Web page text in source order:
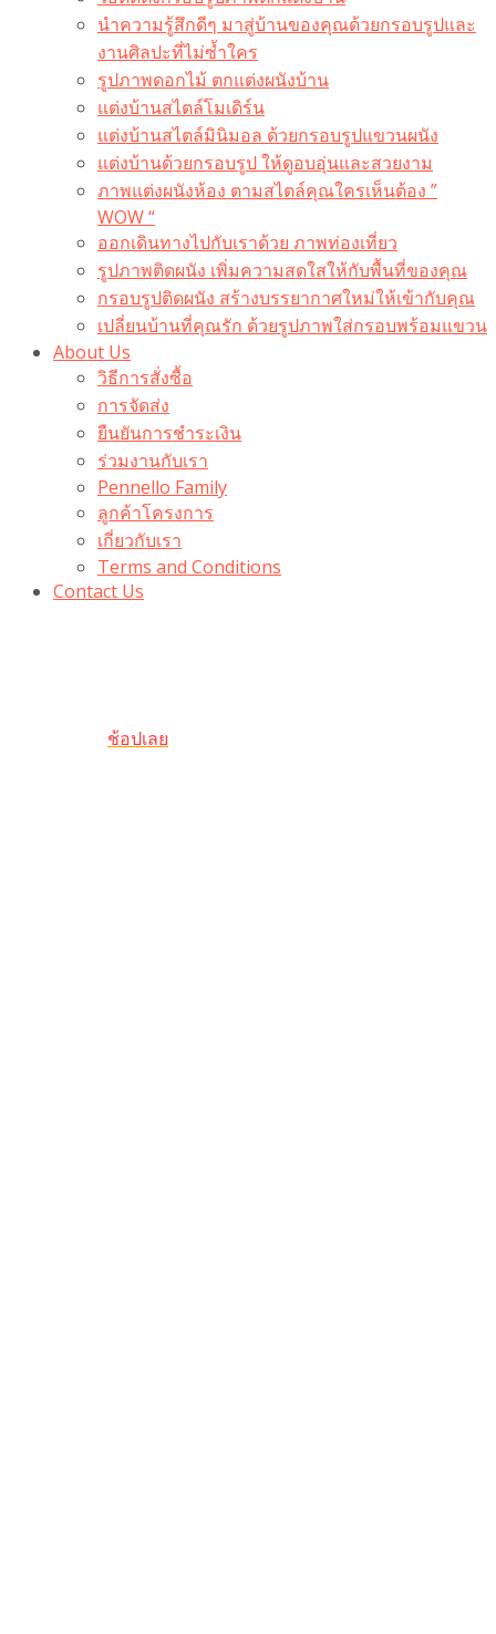
นำความรู้สึกดีๆ มาสู่บ้านของคุณด้วยกรอบรูปและ
งานศิลปะที่ไม่ซ้ำใคร
รูปภาพดอกไม้ ตกแต่งผนังบ้าน
แต่งบ้านสไตล์โมเดิร์น
แต่งบ้านสไตล์มินิมอล ด้วยกรอบรูปแขวนผนัง
แต่งบ้านด้วยกรอบรูป ให้ดูอบอุ่นและสวยงาม
ภาพแต่งผนังห้อง ตามสไตล์คุณใครเห็นต้อง ”
WOW “
ออกเดินทางไปกับเราด้วย ภาพท่องเที่ยว
รูปภาพติดผนัง เพิ่มความสดใสให้กับพื้นที่ของคุณ
กรอบรูปติดผนัง สร้างบรรยากาศใหม่ให้เข้ากับคุณ
เปลี่ยนบ้านที่คุณรัก ด้วยรูปภาพใส่กรอบพร้อมแขวน​
About Us
วิธีการสั่งซื้อ
การจัดส่ง
ยืนยันการชำระเงิน
ร่วมงานกับเรา
Pennello Family
ลูกค้าโครงการ
เกี่ยวกับเรา
Terms and Conditions
Contact Us
ช้อปเลย